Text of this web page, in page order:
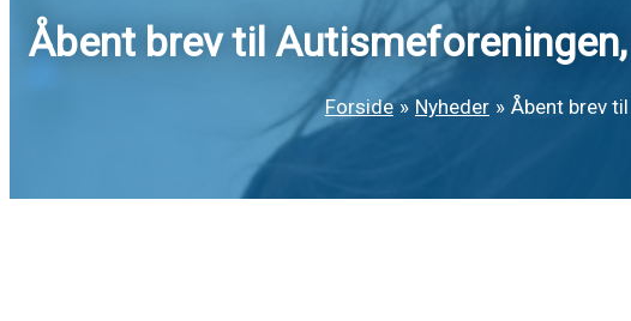
Åbent brev til
Forside Nyheder Åbent brev